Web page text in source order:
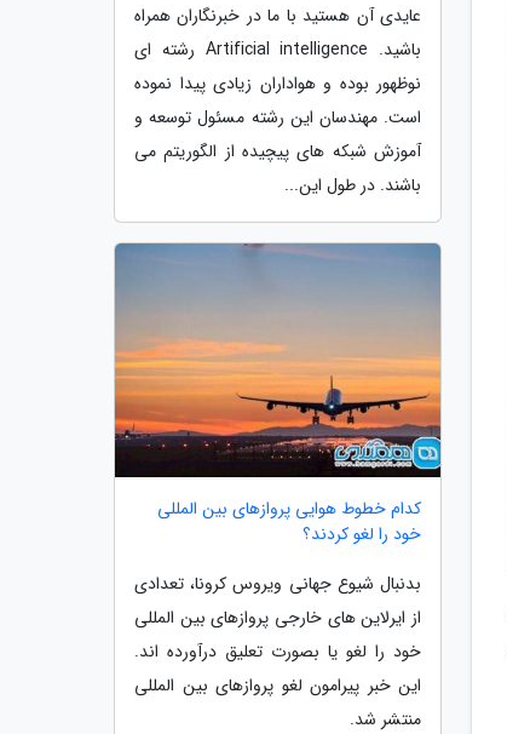
عایدی آن هستید با ما در خبرنگاران همراه
باشید. Artificial intelligence رشته ای
نوظهور بوده و هواداران زیادی پیدا نموده
است. مهندسان این رشته مسئول توسعه و
آموزش شبکه های پیچیده از الگوریتم می
باشند. در طول این...
کدام خطوط هوایی پروازهای بین المللی
خود را لغو کردند؟
بدنبال شیوع جهانی ویروس کرونا، تعدادی
از ایرلاین های خارجی پروازهای بین المللی
خود را لغو یا بصورت تعلیق درآورده اند.
این خبر پیرامون لغو پروازهای بین المللی
منتشر شد.